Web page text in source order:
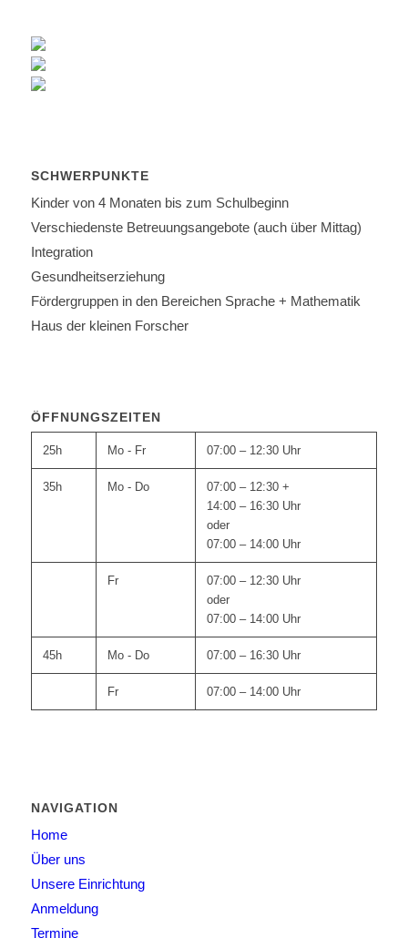
SCHWERPUNKTE
Kinder von 4 Monaten bis zum Schulbeginn
Verschiedenste Betreuungsangebote (auch über Mittag)
Integration
Gesundheitserziehung
Fördergruppen in den Bereichen Sprache + Mathematik
Haus der kleinen Forscher
ÖFFNUNGSZEITEN
25h Mo - Fr 07:00 – 12:30 Uhr
35h Mo - Do
07:00 – 12:30 +
14:00 – 16:30 Uhr
oder
07:00 – 14:00 Uhr
Fr
07:00 – 12:30 Uhr
oder
07:00 – 14:00 Uhr
45h Mo - Do 07:00 – 16:30 Uhr
Fr 07:00 – 14:00 Uhr
NAVIGATION
Home
Über uns
Unsere Einrichtung
Anmeldung
Termine